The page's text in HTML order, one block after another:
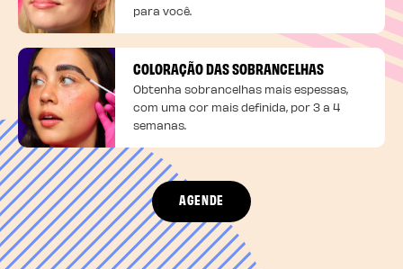
para você.
COLORAÇÃO DAS SOBRANCELHAS
Obtenha sobrancelhas mais espessas,
com uma cor mais definida, por 3 a 4
semanas.
AGENDE